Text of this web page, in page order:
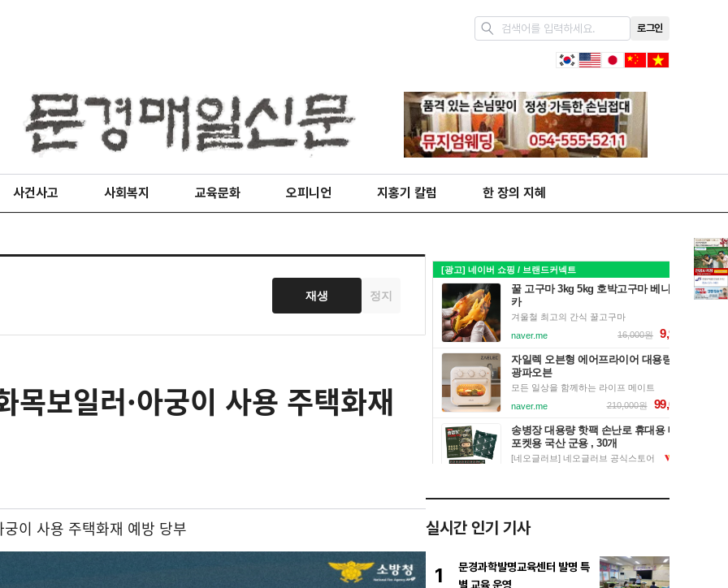
로그인
사건사고 사회복지 교육문화 오피니언 지홍기 칼럼 한 장의 지혜
재생 정지
목보일러·아궁이 사용 주택화재
궁이 사용 주택화재 예방 당부 실시간 인기 기사
1
문경과학발명교육센터 발명 특
별 교육 운영